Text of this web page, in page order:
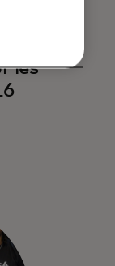
les
nouvel onglet